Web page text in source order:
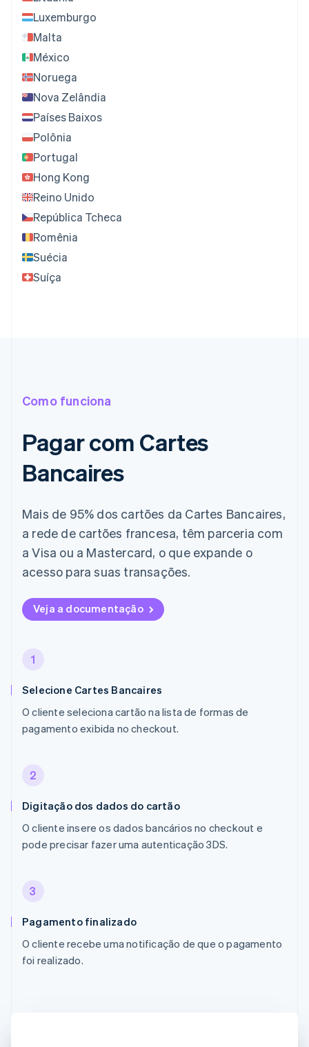
Luxemburgo
Malta
México
Noruega
Nova Zelândia
Países Baixos
Polônia
Portugal
Hong Kong
Reino Unido
República Tcheca
Romênia
Suécia
Suíça
Como funciona
Pagar com Cartes
Bancaires
Mais de 95% dos cartões da Cartes Bancaires,
a rede de cartões francesa, têm parceria com
a Visa ou a Mastercard, o que expande o
acesso para suas transações.
Veja a documentação
1
Selecione Cartes Bancaires
O cliente seleciona cartão na lista de formas de
pagamento exibida no checkout.
2
Digitação dos dados do cartão
O cliente insere os dados bancários no checkout e
pode precisar fazer uma autenticação 3DS.
3
Pagamento finalizado
O cliente recebe uma notificação de que o pagamento
foi realizado.